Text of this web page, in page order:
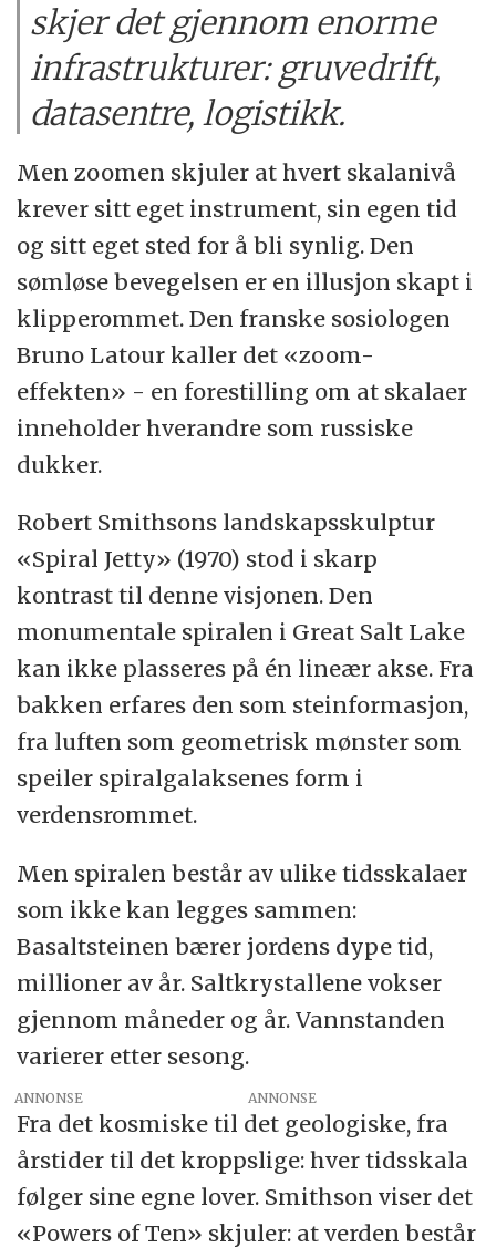
skjer det gjennom enorme
infrastrukturer: gruvedrift,
datasentre, logistikk.
Men zoomen skjuler at hvert skalanivå
krever sitt eget instrument, sin egen tid
og sitt eget sted for å bli synlig. Den
sømløse bevegelsen er en illusjon skapt i
klipperommet. Den franske sosiologen
Bruno Latour kaller det «zoom-
effekten» - en forestilling om at skalaer
inneholder hverandre som russiske
dukker.
Robert Smithsons landskapsskulptur
«Spiral Jetty» (1970) stod i skarp
kontrast til denne visjonen. Den
monumentale spiralen i Great Salt Lake
kan ikke plasseres på én lineær akse. Fra
bakken erfares den som steinformasjon,
fra luften som geometrisk mønster som
speiler spiralgalaksenes form i
verdensrommet.
Men spiralen består av ulike tidsskalaer
som ikke kan legges sammen:
Basaltsteinen bærer jordens dype tid,
millioner av år. Saltkrystallene vokser
gjennom måneder og år. Vannstanden
varierer etter sesong.
ANNONSE
Fra det kosmiske til det geologiske, fra
årstider til det kroppslige: hver tidsskala
følger sine egne lover. Smithson viser det
«Powers of Ten» skjuler: at verden består